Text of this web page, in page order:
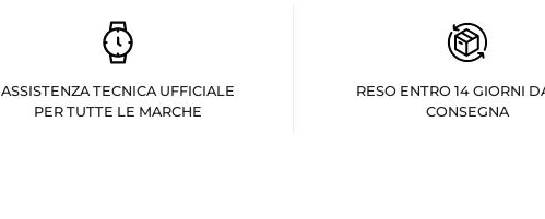
ASSISTENZA TECNICA UFFICIALE
PER TUTTE LE MARCHE
RESO ENTRO 14 GIORNI
CONSEGNA